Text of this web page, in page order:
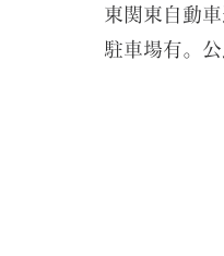
東関東自動
駐車場有。